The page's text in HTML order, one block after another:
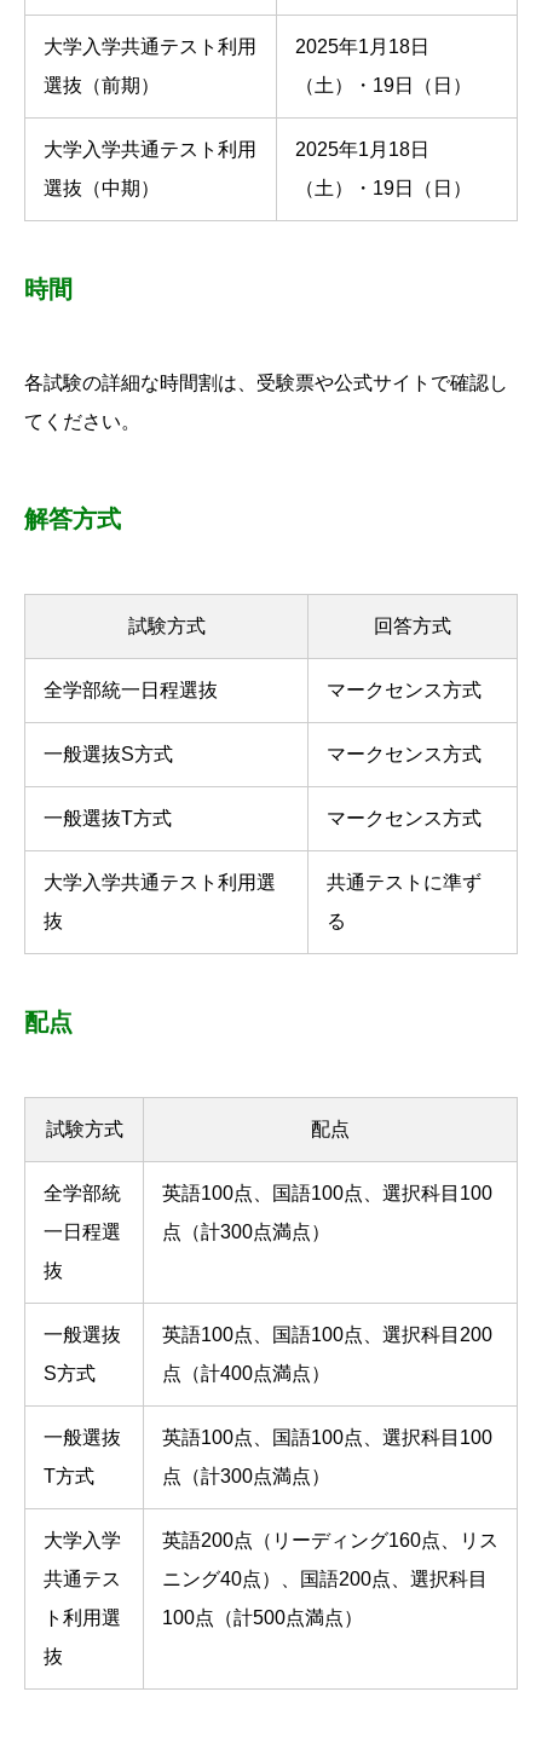
大学入学共通テスト利用
選抜（前期）
2025年1月18日
（土）・19日（日）
大学入学共通テスト利用
選抜（中期）
2025年1月18日
（土）・19日（日）
時間
各試験の詳細な時間割は、受験票や公式サイトで確認し
てください。
解答方式
試験方式 回答方式
全学部統一日程選抜 マークセンス方式
一般選抜S方式 マークセンス方式
一般選抜T方式 マークセンス方式
大学入学共通テスト利用選
抜
共通テストに準ず
る
配点
試験方式 配点
全学部統
一日程選
抜
英語100点、国語100点、選択科目100
点（計300点満点）
一般選抜
S方式
英語100点、国語100点、選択科目200
点（計400点満点）
一般選抜
T方式
英語100点、国語100点、選択科目100
点（計300点満点）
大学入学
共通テス
ト利用選
抜
英語200点（リーディング160点、リス
ニング40点）、国語200点、選択科目
100点（計500点満点）